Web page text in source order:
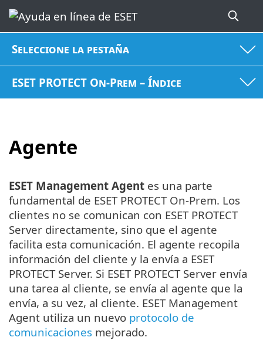
Seleccione la pestaña
ESET PROTECT On-Prem – Índice
Agente
ESET Management Agent es una parte
fundamental de ESET PROTECT On-Prem. Los
clientes no se comunican con ESET PROTECT
Server directamente, sino que el agente
facilita esta comunicación. El agente recopila
información del cliente y la envía a ESET
PROTECT Server. Si ESET PROTECT Server envía
una tarea al cliente, se envía al agente que la
envía, a su vez, al cliente. ESET Management
Agent utiliza un nuevo protocolo de
comunicaciones mejorado.